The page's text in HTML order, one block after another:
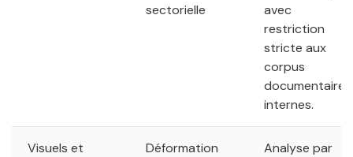
sectorielle
avec
restriction
stricte aux
corpus
documentaires
internes.
Visuels et
Déformation
Analyse par